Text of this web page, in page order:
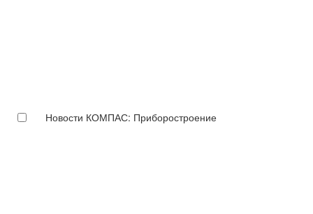
Новости КОМПАС: Приборостроение